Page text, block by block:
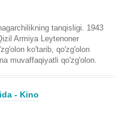
tanqisligi. 1943
Armiya Leytenoner
ko'tarib, qo'zg'olon
muvaffaqiyatli qo'zg'olon.
- Kino